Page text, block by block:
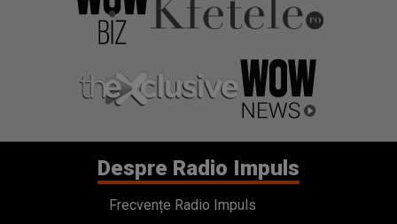
Despre Radio Impuls
Frecvențe Radio Impuls